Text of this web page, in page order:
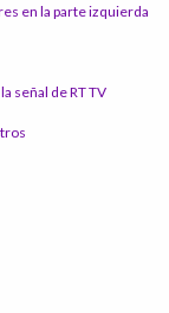
en la parte izquierda
señal de RT TV